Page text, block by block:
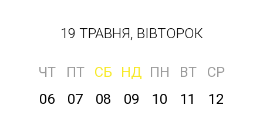
19 ТРАВНЯ, ВІВТОРОК
ЧТ ПТ СБ НД ПН ВТ
СР
06
07 08 09 10 11 12